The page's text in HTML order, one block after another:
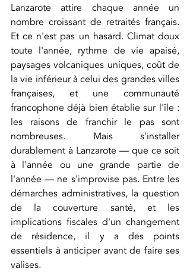
Lanzarote attire chaque année un
nombre croissant de retraités français.
Et ce n'est pas un hasard. Climat doux
toute l'année, rythme de vie apaisé,
paysages volcaniques uniques, coût de
la vie inférieur à celui des grandes villes
françaises, et une communauté
francophone déjà bien établie sur l'île :
les raisons de franchir le pas sont
nombreuses. Mais s'installer
durablement à Lanzarote — que ce soit
à l'année ou une grande partie de
l'année — ne s'improvise pas. Entre les
démarches administratives, la question
de la couverture santé, et les
implications fiscales d'un changement
de résidence, il y a des points
essentiels à anticiper avant de faire ses
valises.